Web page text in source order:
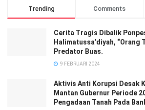
Trending Comments
Cerita Tragis Dibalik
Halimatussa’diyah, “Orang
Predator Buas.
9 FEBRUARI 2024
Aktivis Anti Korupsi Desak
Mantan Gubernur Periode
Pengadaan Tanah Pada